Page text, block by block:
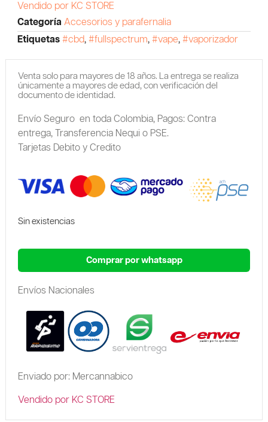
Vendido por KC STORE
Categoría Accesorios y parafernalia
Etiquetas #cbd, #fullspectrum, #vape, #vaporizador
Venta solo para mayores de 18 años. La entrega se realiza
únicamente a mayores de edad, con verificación del
documento de identidad.
Envío Seguro en toda Colombia, Pagos: Contra
entrega,
Transferencia Nequi o PSE.
Tarjetas Debito y Credito
Sin existencias
Comprar por whatsapp
Envíos Nacionales
Enviado por: Mercannabico
Vendido por KC STORE